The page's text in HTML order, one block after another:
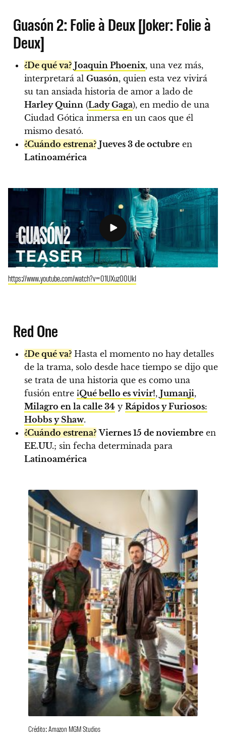
Guasón 2: Folie à Deux [Joker: Folie à
Deux]
¿De qué va? Joaquin Phoenix, una vez más,
interpretará al Guasón, quien esta vez vivirá
su tan ansiada historia de amor a lado de
Harley Quinn (Lady Gaga), en medio de una
Ciudad Gótica inmersa en un caos que él
mismo desató.
¿Cuándo estrena? Jueves 3 de octubre en
Latinoamérica
https://www.youtube.com/watch?v=01UXuz00UkI
Red One
¿De qué va? Hasta el momento no hay detalles
de la trama, solo desde hace tiempo se dijo que
se trata de una historia que es como una
fusión entre ¡Qué bello es vivir!, Jumanji,
Milagro en la calle 34 y Rápidos y Furiosos:
Hobbs y Shaw.
¿Cuándo estrena? Viernes 15 de noviembre en
EE.UU.; sin fecha determinada para
Latinoamérica
Crédito: Amazon MGM Studios